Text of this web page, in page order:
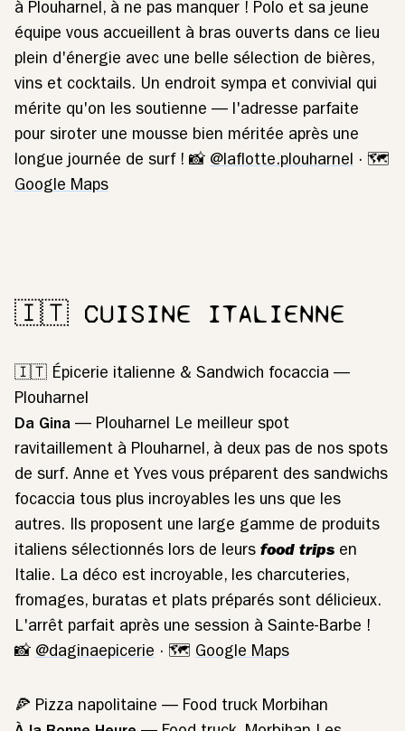
à Plouharnel, à ne pas manquer ! Polo et sa jeune
équipe vous accueillent à bras ouverts dans ce lieu
plein d'énergie avec une belle sélection de bières,
vins et cocktails. Un endroit sympa et convivial qui
mérite qu'on les soutienne — l'adresse parfaite
pour siroter une mousse bien méritée après une
longue journée de surf ! 📸 @laflotte.plouharnel · 🗺️
Google Maps
🇮🇹 CUISINE ITALIENNE
🇮🇹 Épicerie italienne & Sandwich focaccia —
Plouharnel
Da Gina — Plouharnel Le meilleur spot
ravitaillement à Plouharnel, à deux pas de nos spots
de surf. Anne et Yves vous préparent des sandwichs
focaccia tous plus incroyables les uns que les
autres. Ils proposent une large gamme de produits
italiens sélectionnés lors de leurs food trips en
Italie. La déco est incroyable, les charcuteries,
fromages, buratas et plats préparés sont délicieux.
L'arrêt parfait après une session à Sainte-Barbe !
📸 @daginaepicerie · 🗺️ Google Maps
🍕 Pizza napolitaine — Food truck Morbihan